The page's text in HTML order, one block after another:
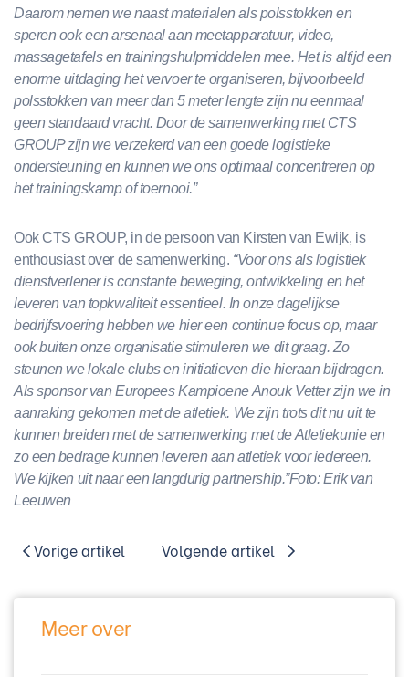
Daarom nemen we naast materialen als polsstokken en
speren ook een arsenaal aan meetapparatuur, video,
massagetafels en trainingshulpmiddelen mee. Het is altijd een
enorme uitdaging het vervoer te organiseren, bijvoorbeeld
polsstokken van meer dan 5 meter lengte zijn nu eenmaal
geen standaard vracht. Door de samenwerking met CTS
GROUP zijn we verzekerd van een goede logistieke
ondersteuning en kunnen we ons optimaal concentreren op
het trainingskamp of toernooi.”
Ook CTS GROUP, in de persoon van Kirsten van Ewijk, is
enthousiast over de samenwerking. “Voor ons als logistiek
dienstverlener is constante beweging, ontwikkeling en het
leveren van topkwaliteit essentieel. In onze dagelijkse
bedrijfsvoering hebben we hier een continue focus op, maar
ook buiten onze organisatie stimuleren we dit graag. Zo
steunen we lokale clubs en initiatieven die hieraan bijdragen.
Als sponsor van Europees Kampioene Anouk Vetter zijn we in
aanraking gekomen met de atletiek. We zijn trots dit nu uit te
kunnen breiden met de samenwerking met de Atletiekunie en
zo een bedrage kunnen leveren aan atletiek voor iedereen.
We kijken uit naar een langdurig partnership.”Foto: Erik van
Leeuwen
Vorige artikel Volgende artikel
Meer over